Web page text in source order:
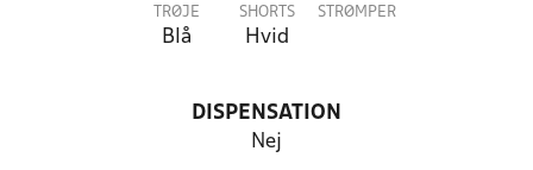
TRØJE
Blå
SHORTS
Hvid
STRØMPER
DISPENSATION
Nej